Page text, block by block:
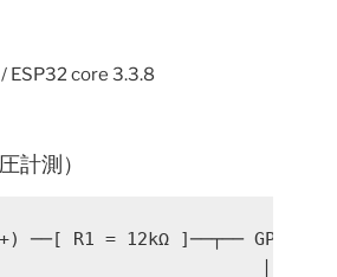
ESP32 core 3.3.8
計測）
──[ R1 = 12kΩ ]──┬── GPIO33